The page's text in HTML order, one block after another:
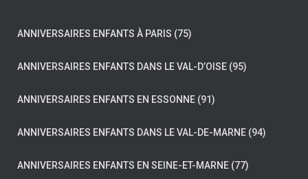
ANNIVERSAIRES ENFANTS À PARIS (75)
ANNIVERSAIRES ENFANTS DANS LE VAL-D’OISE (95)
ANNIVERSAIRES ENFANTS EN ESSONNE (91)
ANNIVERSAIRES ENFANTS DANS LE VAL-DE-MARNE (94)
ANNIVERSAIRES ENFANTS EN SEINE-ET-MARNE (77)